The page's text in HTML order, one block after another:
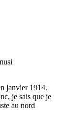
janvier 1914.
je sais que je
au nord